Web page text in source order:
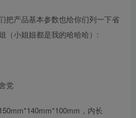
把产品基本参数也给你们列一下省
（小姐姐都是我的哈哈哈）:
党
，内长